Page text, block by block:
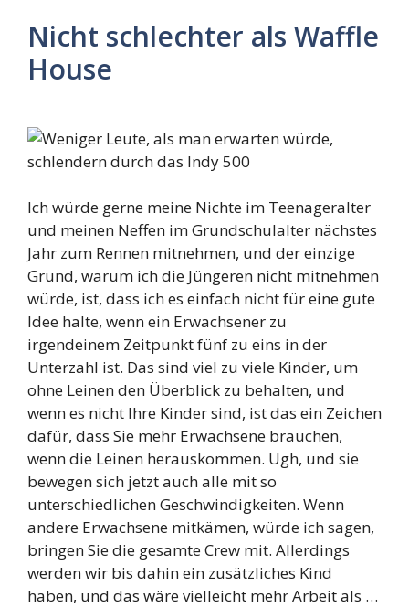
Nicht schlechter als Waffle
House
Ich würde gerne meine Nichte im Teenageralter
und meinen Neffen im Grundschulalter nächstes
Jahr zum Rennen mitnehmen, und der einzige
Grund, warum ich die Jüngeren nicht mitnehmen
würde, ist, dass ich es einfach nicht für eine gute
Idee halte, wenn ein Erwachsener zu
irgendeinem Zeitpunkt fünf zu eins in der
Unterzahl ist. Das sind viel zu viele Kinder, um
ohne Leinen den Überblick zu behalten, und
wenn es nicht Ihre Kinder sind, ist das ein Zeichen
dafür, dass Sie mehr Erwachsene brauchen,
wenn die Leinen herauskommen. Ugh, und sie
bewegen sich jetzt auch alle mit so
unterschiedlichen Geschwindigkeiten. Wenn
andere Erwachsene mitkämen, würde ich sagen,
bringen Sie die gesamte Crew mit. Allerdings
werden wir bis dahin ein zusätzliches Kind
haben, und das wäre vielleicht mehr Arbeit als …